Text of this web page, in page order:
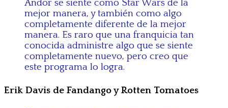
Andor se siente como Star Wars de la
mejor manera, y también como algo
completamente diferente de la mejor
manera. Es raro que una franquicia tan
conocida administre algo que se siente
completamente nuevo, pero creo que
este programa lo logra.
Erik Davis de Fandango y Rotten Tomatoes